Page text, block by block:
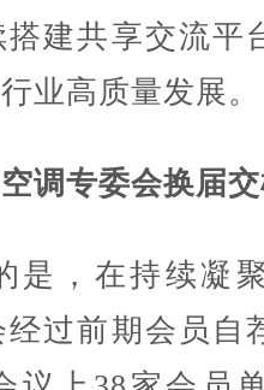
建共享交流平
业高质量发展。
调专委会换届
，在持续凝
过前期会员自